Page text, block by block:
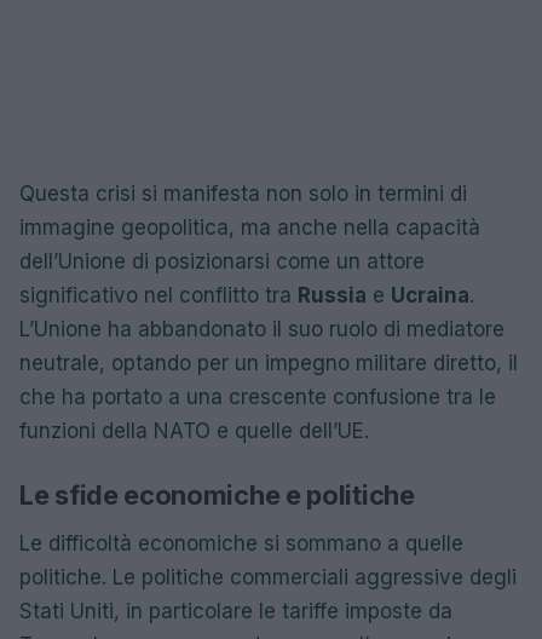
Questa crisi si manifesta non solo in termini di
immagine geopolitica, ma anche nella capacità
dell’Unione di posizionarsi come un attore
significativo nel conflitto tra Russia e Ucraina.
L’Unione ha abbandonato il suo ruolo di mediatore
neutrale, optando per un impegno militare diretto, il
che ha portato a una crescente confusione tra le
funzioni della NATO e quelle dell’UE.
Le sfide economiche e politiche
Le difficoltà economiche si sommano a quelle
politiche. Le politiche commerciali aggressive degli
Stati Uniti, in particolare le tariffe imposte da